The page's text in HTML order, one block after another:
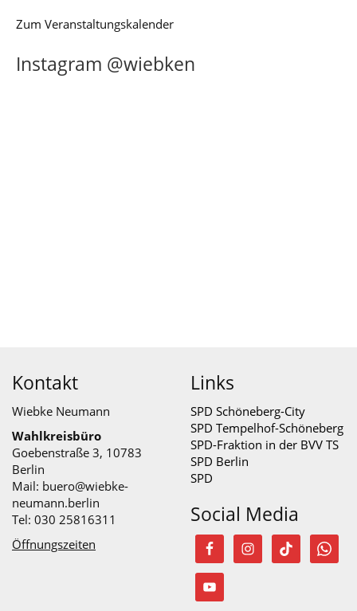
Zum Veranstaltungskalender
Instagram @wiebken
Kontakt
Wiebke Neumann
Wahlkreisbüro
Goebenstraße 3, 10783
Berlin
Mail: buero@wiebke-
neumann.berlin
Tel: 030 25816311
Öffnungszeiten
Links
SPD Schöneberg-City
SPD Tempelhof-Schöneberg
SPD-Fraktion in der BVV TS
SPD Berlin
SPD
Social Media